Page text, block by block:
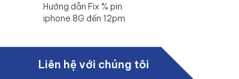
Hướng dẫn Fix % pin
iphone 8G đến 12pm
Liên hệ với chúng tôi